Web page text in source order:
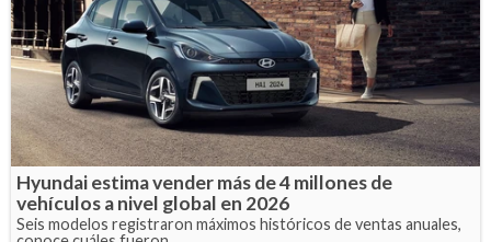
Hyundai estima vender más de 4 millones de
vehículos a nivel global en 2026
Seis modelos registraron máximos históricos de ventas anuales,